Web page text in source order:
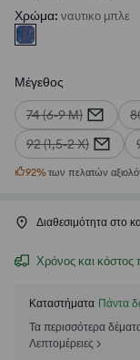
Χρώμα: ναυτικο μπλε
Μέγεθος
74 (6-9 Μ)
92 (1,5-2 Χ)
92%των πελατών
Διαθεσιμότητα στο
Χρόνος και
Καταστήματα Πάντα
Τα περισσότερα
Λεπτομέρειες >